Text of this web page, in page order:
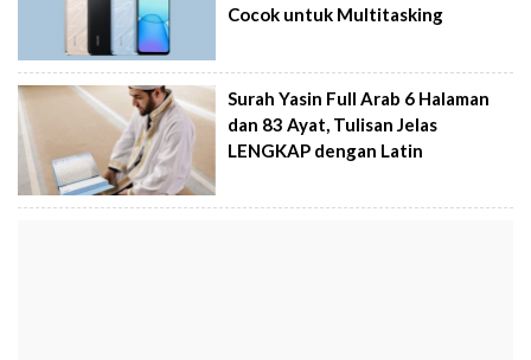
Cocok untuk Multitasking
Surah Yasin Full Arab 6 Halaman
dan 83 Ayat, Tulisan Jelas
LENGKAP dengan Latin